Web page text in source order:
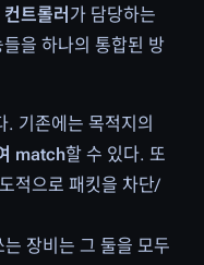
트롤러 가 담당하는
을 하나의 통합된 방
. 기존에는 목적지의
match할 수 있다. 또
적으로 패킷을 차단/
장비는 그 둘을 모두